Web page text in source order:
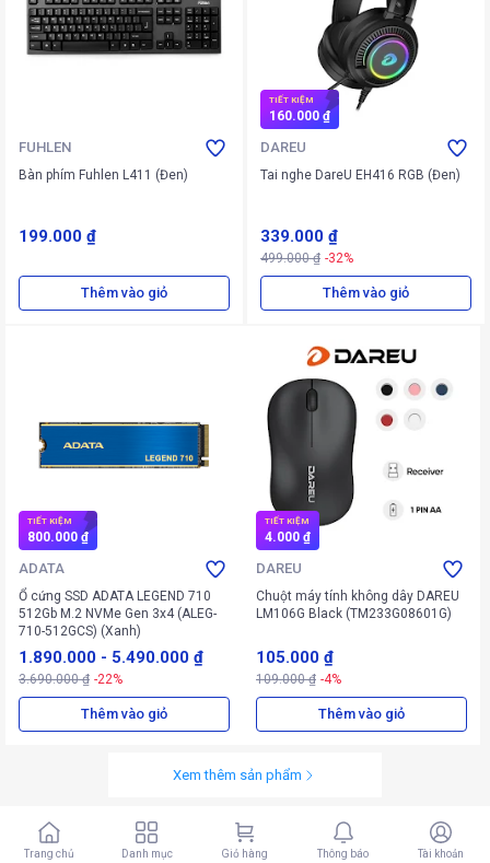
FUHLEN
Bàn phím Fuhlen L411 (Đen)
199.000 ₫
Thêm vào giỏ
TIẾT KIỆM
160.000 ₫
DAREU
Tai nghe DareU EH416 RGB (Đen)
339.000 ₫
499.000 ₫ -32%
Thêm vào giỏ
TIẾT KIỆM
800.000 ₫
ADATA
Ổ cứng SSD ADATA LEGEND 710
512Gb M.2 NVMe Gen 3x4 (ALEG-
710-512GCS) (Xanh)
1.890.000 - 5.490.000 ₫
3.690.000 ₫ -22%
Thêm vào giỏ
TIẾT KIỆM
4.000 ₫
DAREU
Chuột máy tính không dây DAREU
LM106G Black (TM233G08601G)
105.000 ₫
109.000 ₫ -4%
Thêm vào giỏ
Xem thêm sản phẩm
Trang chủ Danh mục Giỏ hàng Thông báo Tài khoản